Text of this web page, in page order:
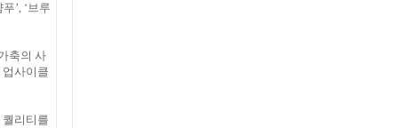
’, ‘브루
축의 사
사이클
리티를